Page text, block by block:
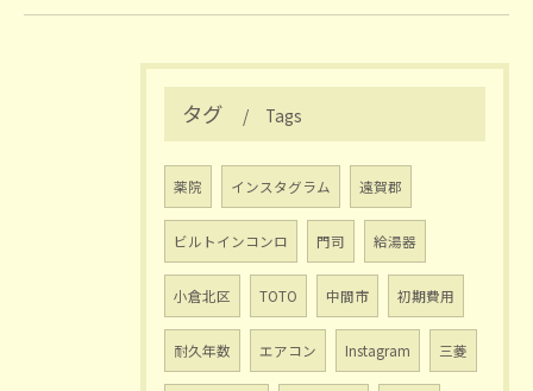
タグ Tags
薬院 インスタグラム 遠賀郡
ビルトインコンロ 門司 給湯器
小倉北区 TOTO 中間市 初期費用
耐久年数 エアコン Instagram 三菱